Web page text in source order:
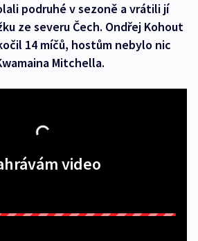
podruhé v sezoně a vrátili jí
ze severu Čech. Ondřej Kohout
14 míčů, hostům nebylo nic
Mitchella.
video